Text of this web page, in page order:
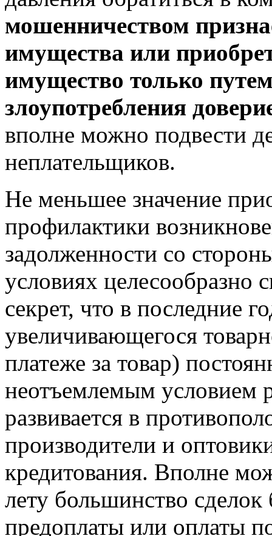
мошенничеством
имущества или
имущество только
злоупотребления
вполне можно подвести
неплательщиков.
Не меньшее значение
профилактики
задолженности со
условиях
секрет, что в последние
увеличивающегося
платеже за товар)
неотъемлемым условием
развивается в
производители и
кредитования. Вполне
лету большинство сделок
предоплаты или оплаты